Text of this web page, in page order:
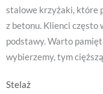
stalowe krzyżaki, które
z betonu. Klienci często
podstawy. Warto
wybierzemy, tym
Stelaż